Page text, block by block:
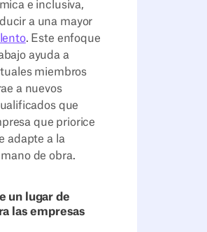
e inclusiva,
a una mayor
. Este enfoque
ayuda a
miembros
a nuevos
que
que priorice
adapte a la
de obra.
un lugar de
las empresas